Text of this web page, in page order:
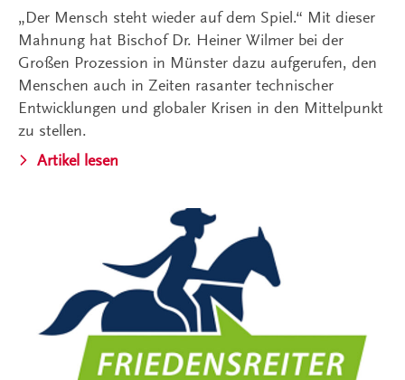
„Der Mensch steht wieder auf dem Spiel.“ Mit dieser
Mahnung hat Bischof Dr. Heiner Wilmer bei der
Großen Prozession in Münster dazu aufgerufen, den
Menschen auch in Zeiten rasanter technischer
Entwicklungen und globaler Krisen in den Mittelpunkt
zu stellen.
Artikel lesen